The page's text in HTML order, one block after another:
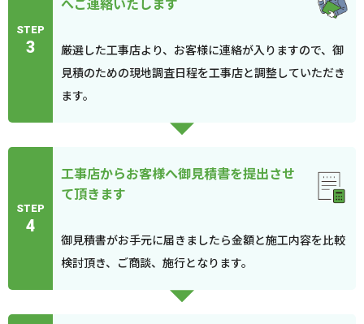
STEP
3
厳選した工事店より、お客様に連絡が入りますので、御
見積のための現地調査日程を工事店と調整していただき
ます。
STEP
4
工事店からお客様へ御見積書を提出させ
て頂きます
御見積書がお手元に届きましたら金額と施工内容を比較
検討頂き、ご商談、施行となります。